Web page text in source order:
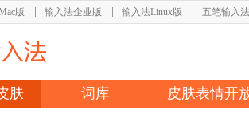
版 输入法企业版 输入法Linux版 五笔输入法
肤 词库 皮肤表情开